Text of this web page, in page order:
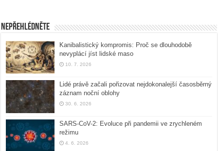
Nepřehlédněte
Kanibalistický kompromis: Proč se dlouhodobě
nevyplácí jíst lidské maso
10. 7. 2026
Lidé právě začali pořizovat nejdokonalejší časosběrný
záznam noční oblohy
30. 6. 2026
SARS-CoV-2: Evoluce při pandemii ve zrychleném
režimu
4. 6. 2026